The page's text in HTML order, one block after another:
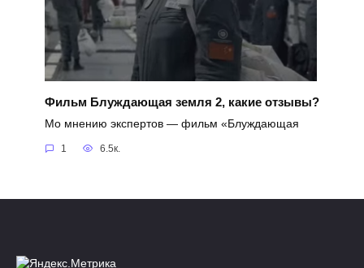
Фильм Блуждающая земля 2, какие отзывы?
Мо мнению экспертов — фильм «Блуждающая
1 6.5к.